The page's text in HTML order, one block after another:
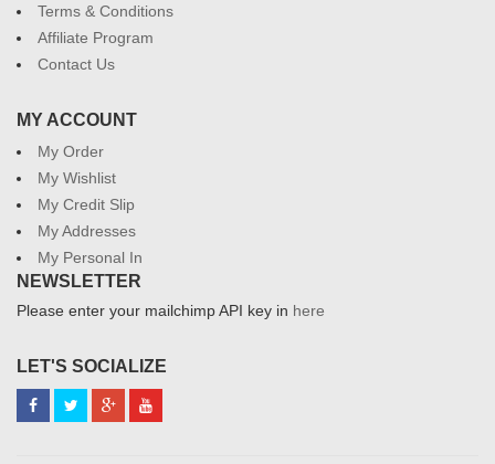
Terms & Conditions
Affiliate Program
Contact Us
MY ACCOUNT
My Order
My Wishlist
My Credit Slip
My Addresses
My Personal In
NEWSLETTER
Please enter your mailchimp API key in here
LET'S SOCIALIZE